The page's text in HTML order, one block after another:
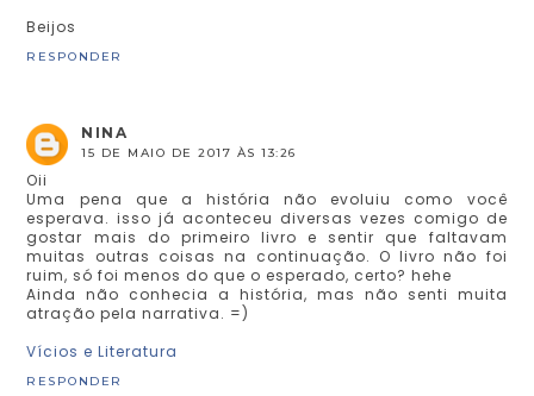
Beijos
RESPONDER
NINA
15 DE MAIO DE 2017 ÀS 13:26
Oii
Uma pena que a história não evoluiu como você
esperava. isso já aconteceu diversas vezes comigo de
gostar mais do primeiro livro e sentir que faltavam
muitas outras coisas na continuação. O livro não foi
ruim, só foi menos do que o esperado, certo? hehe
Ainda não conhecia a história, mas não senti muita
atração pela narrativa. =)
Vícios e Literatura
RESPONDER